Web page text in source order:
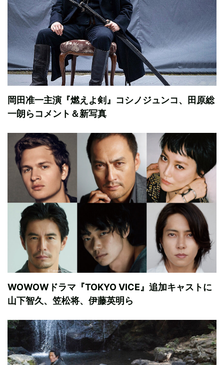
岡田准一主演『燃えよ剣』コシノジュンコ、田原総
一朗らコメント＆新写真
WOWOWドラマ『TOKYO VICE』追加キャストに
山下智久、笠松将、伊藤英明ら